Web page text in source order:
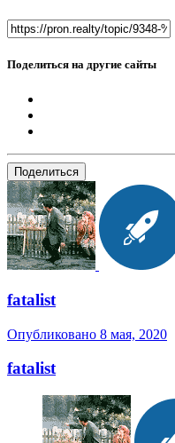
Поделиться на другие сайты
Поделиться
fatalist
Опубликовано 8 мая, 2020
fatalist